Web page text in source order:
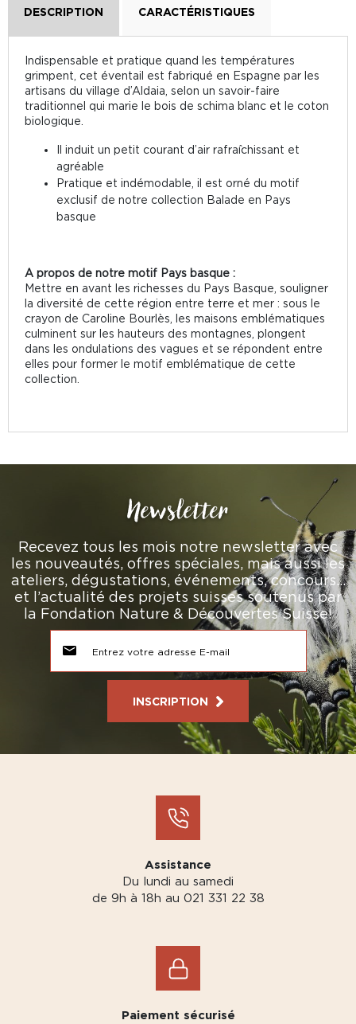
DESCRIPTION CARACTÉRISTIQUES
Indispensable et pratique quand les températures
grimpent, cet éventail est fabriqué en Espagne par les
artisans du village d’Aldaia, selon un savoir-faire
traditionnel qui marie le bois de schima blanc et le coton
biologique.
Il induit un petit courant d’air rafraîchissant et
agréable
Pratique et indémodable, il est orné du motif
exclusif de notre collection Balade en Pays
basque
A propos de notre motif Pays basque :
Mettre en avant les richesses du Pays Basque, souligner
la diversité de cette région entre terre et mer : sous le
crayon de Caroline Bourlès, les maisons emblématiques
culminent sur les hauteurs des montagnes, plongent
dans les ondulations des vagues et se répondent entre
elles pour former le motif emblématique de cette
collection.
Newsletter
Recevez tous les mois notre newsletter avec
les nouveautés, offres spéciales, mais aussi les
ateliers, dégustations, événements, concours…
et l’actualité des projets suisses soutenus par
la Fondation Nature & Découvertes Suisse!
INSCRIPTION
Assistance
Du lundi au samedi
de 9h à 18h au 021 331 22 38
Paiement sécurisé